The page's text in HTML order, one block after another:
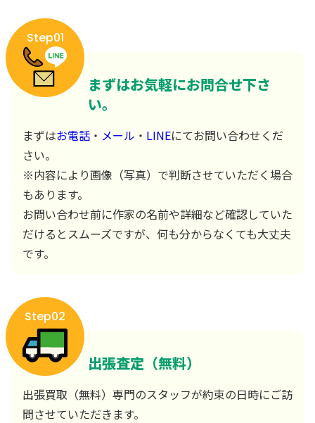
Step01
まずはお気軽にお問合せ下さ
い。
まずはお電話 ・ メール ・ LINEにてお問い合わせくだ
さい。
※内容により画像（写真）で判断させていただく場合
もあります。
お問い合わせ前に作家の名前や詳細など確認していた
だけるとスムーズですが、何も分からなくても大丈夫
です。
Step02
出張査定（無料）
出張買取（無料）専門のスタッフが約束の日時にご訪
問させていただきます。